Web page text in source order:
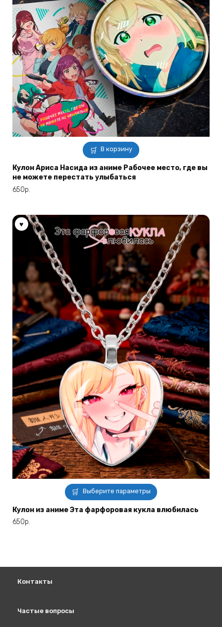
В корзину
Кулон Ариса Насида из аниме Рабочее место, где вы
не можете перестать улыбаться
650р.
Выберите параметры
Этот
товар
имеет
Кулон из аниме Эта фарфоровая кукла влюбилась
650р.
Контакты
Частые вопросы